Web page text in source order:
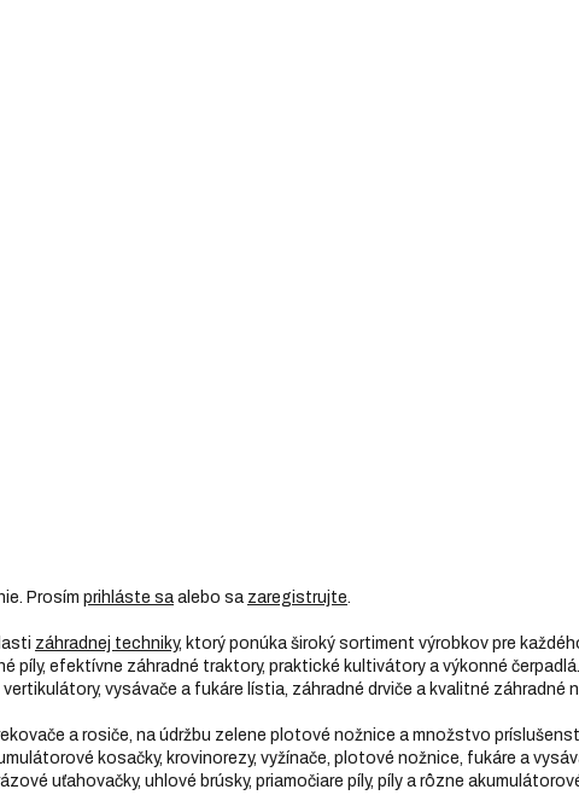
Prosím prihláste sa alebo sa zaregistrujte
záhradnej techniky, ktorý ponúka široký sortiment výrobkov pre
píly, efektívne záhradné traktory, praktické kultivátory a výkonné
vysávače a fukáre lístia, záhradné drviče a kvalitné záhradné
a rosiče, na údržbu zelene plotové nožnice a množstvo
kosačky, krovinorezy, vyžínače, plotové nožnice, fukáre a
uťahovačky, uhlové brúsky, priamočiare píly, píly a rôzne